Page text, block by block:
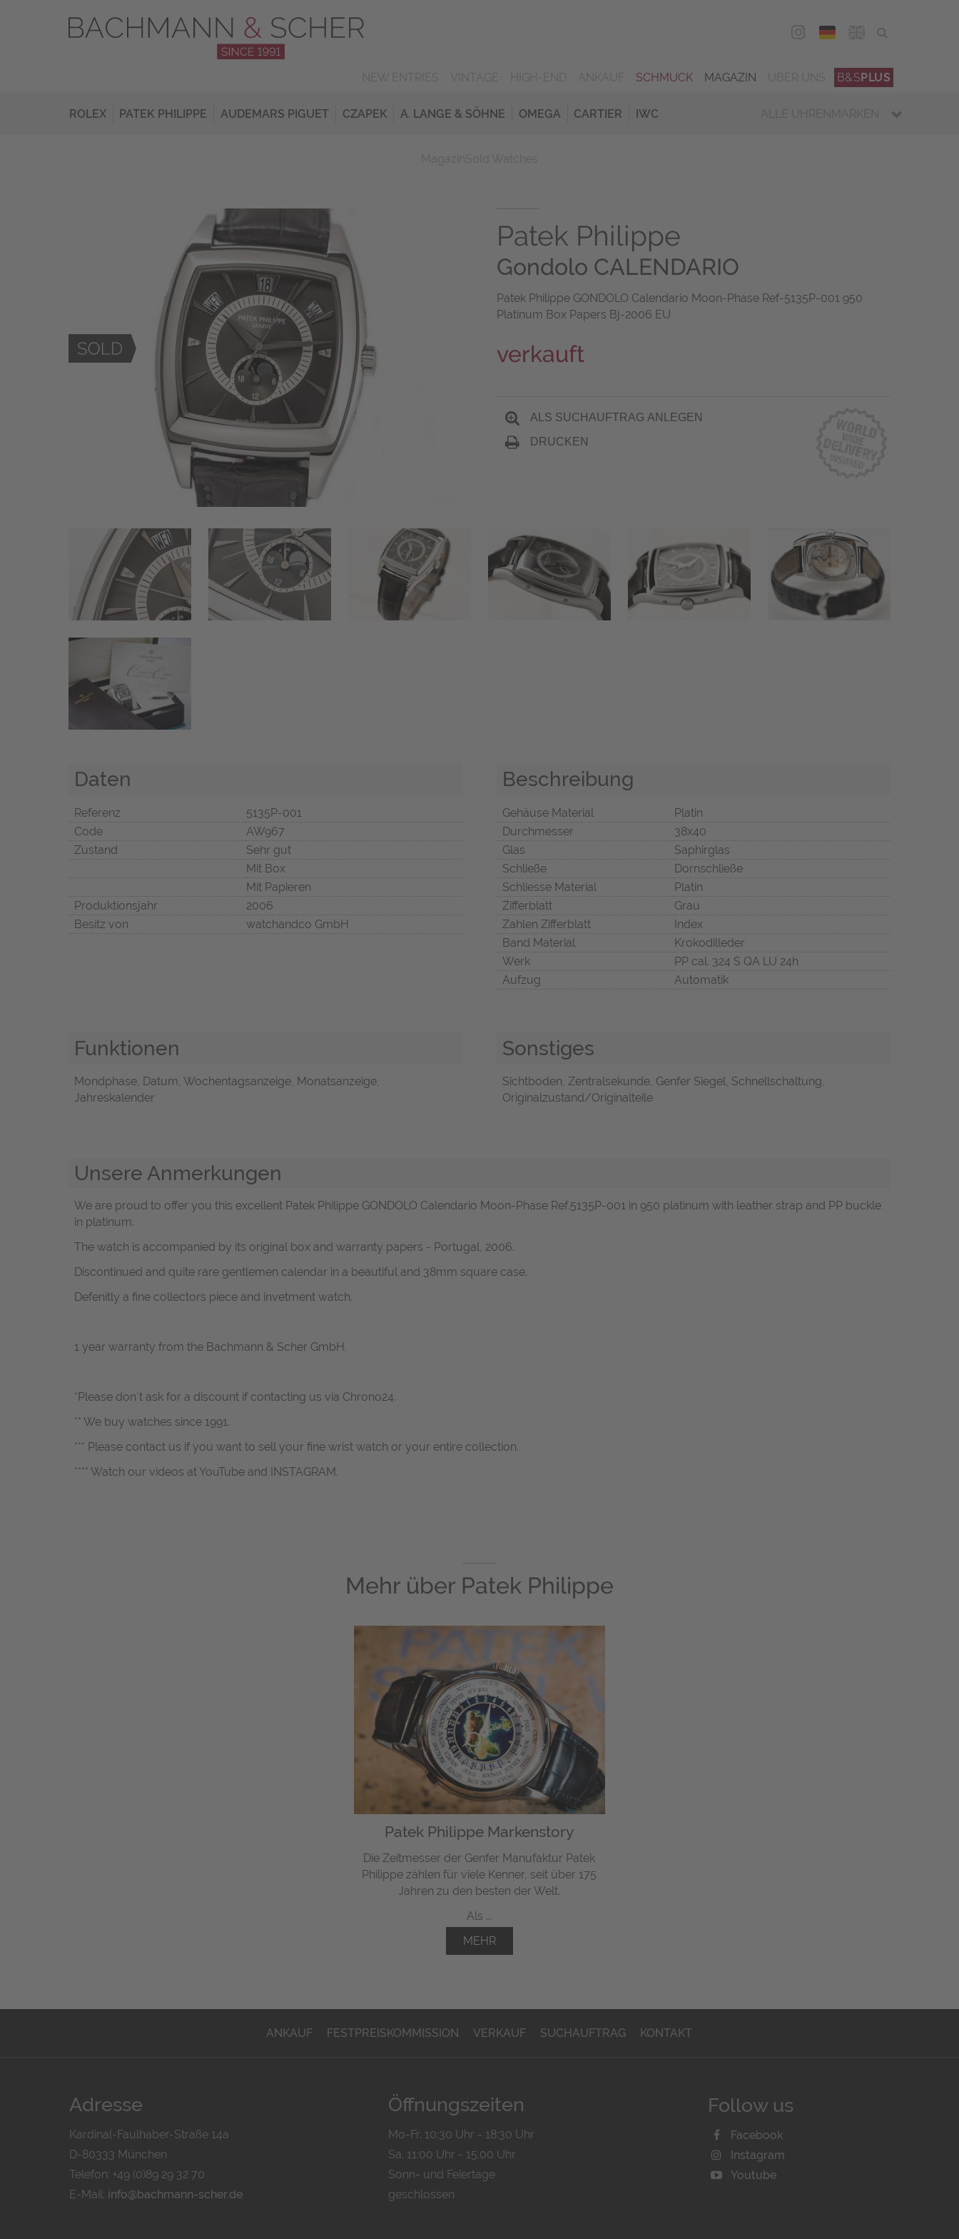
DEU
SCHMUCK MAGAZIN B&SPLUS
ROLEX PATEK PHILIPPE AUDEMARS PIGUET CZAPEK A. LANGE & SÖHNE OMEGA CARTIER IWC ALLE UHRENMARKEN
Patek Philippe
Gondolo CALENDARIO
Patek Philippe GONDOLO Calendario Moon-Phase Ref-5135P-001 950
Platinum Box Papers Bj-2006 EU
verkauft
ALS SUCHAUFTRAG ANLEGEN
DRUCKEN
Daten
Referenz
5135P-001
Code
AW967
Zustand
Sehr gut
Mit Box
Mit Papieren
Produktionsjahr
2006
Besitz von
watchandco GmbH
Beschreibung
Gehäuse Material
Platin
Durchmesser
38x40
Glas
Saphirglas
Schließe
Dornschließe
Schliesse Material
Platin
Zifferblatt
Grau
Zahlen Zifferblatt
Index
Band Material
Krokodilleder
Werk
PP cal. 324 S QA LU 24h
Aufzug
Automatik
Funktionen
Mondphase, Datum, Wochentagsanzeige, Monatsanzeige,
Jahreskalender
Sonstiges
Sichtboden, Zentralsekunde, Genfer Siegel, Schnellschaltung,
Originalzustand/Originalteile
Unsere Anmerkungen
We are proud to offer you this excellent Patek Philippe GONDOLO Calendario Moon-Phase Ref.5135P-001 in 950 platinum with leather strap and PP buckle
in platinum.
The watch is accompanied by its original box and warranty papers - Portugal, 2006.
Discontinued and quite rare gentlemen calendar in a beautiful and 38mm square case.
Defenitly a fine collectors piece and invetment watch.
1 year warranty from the Bachmann & Scher GmbH.
*Please don`t ask for a discount if contacting us via Chrono24.
** We buy watches since 1991.
*** Please contact us if you want to sell your fine wrist watch or your entire collection.
**** Watch our videos at YouTube and INSTAGRAM.
Mehr über Patek Philippe
Patek Philippe Markenstory
Die Zeitmesser der Genfer Manufaktur Patek
Philippe zählen für viele Kenner, seit über 175
Jahren zu den besten der Welt.
Als ...
MEHR
ANKAUF FESTPREISKOMMISSION VERKAUF SUCHAUFTRAG KONTAKT
Adresse
Kardinal-Faulhaber-Straße 14a
D-80333 München
Telefon: +49 (0)89 29 32 70
E-Mail: info@bachmann-scher.de
Öffnungszeiten
Mo-Fr. 10:30 Uhr - 18:30 Uhr
Sa. 11:00 Uhr - 15.00 Uhr
Sonn- und Feiertage
geschlossen
Follow us
Facebook
Instagram
Youtube